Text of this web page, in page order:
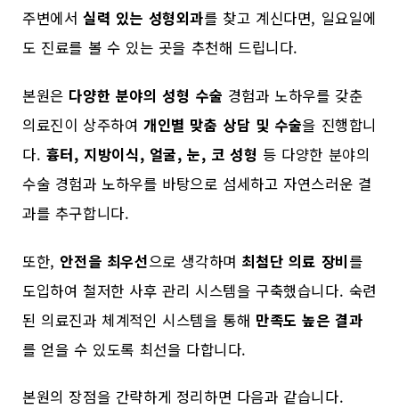
주변에서 실력 있는 성형외과를 찾고 계신다면, 일요일에
도 진료를 볼 수 있는 곳을 추천해 드립니다.
본원은 다양한 분야의 성형 수술 경험과 노하우를 갖춘
의료진이 상주하여 개인별 맞춤 상담 및 수술을 진행합니
다. 흉터, 지방이식, 얼굴, 눈, 코 성형 등 다양한 분야의
수술 경험과 노하우를 바탕으로 섬세하고 자연스러운 결
과를 추구합니다.
또한, 안전을 최우선으로 생각하며 최첨단 의료 장비를
도입하여 철저한 사후 관리 시스템을 구축했습니다. 숙련
된 의료진과 체계적인 시스템을 통해 만족도 높은 결과
를 얻을 수 있도록 최선을 다합니다.
본원의 장점을 간략하게 정리하면 다음과 같습니다.